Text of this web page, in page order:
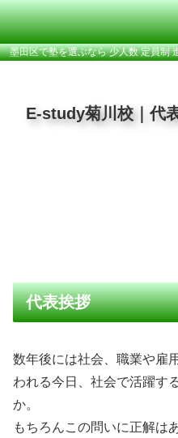
墨田区で塾を選ぶなら 少人数 定員制
E-study菊川校｜代
代表挨拶
数年後には社会、職業や雇
われる今日、社会で活躍す
か。
もちろんこの問いに正解は